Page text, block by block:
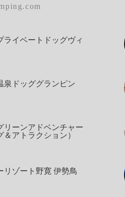
ライベートドッグヴィ
泉ドッググランピン
リーンアドベンチャー
＆アトラクション）
リゾート野寛 伊勢鳥